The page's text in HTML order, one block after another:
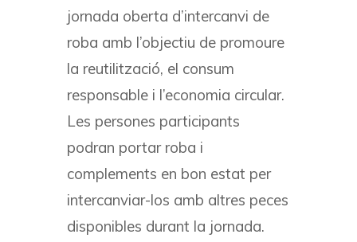
jornada oberta d’intercanvi de
roba amb l’objectiu de promoure
la reutilització, el consum
responsable i l’economia circular.
Les persones participants
podran portar roba i
complements en bon estat per
intercanviar-los amb altres peces
disponibles durant la jornada.